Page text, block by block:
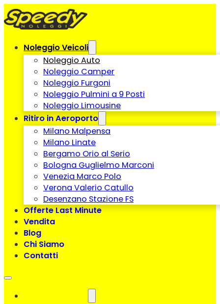
Noleggio Veicoli
Noleggio Auto
Noleggio Camper
Noleggio Furgoni
Noleggio Pulmini a 9 Posti
Noleggio Limousine
Ritiro in Aeroporto
Milano Malpensa
Milano Linate
Bergamo Orio al Serio
Bologna Guglielmo Marconi
Venezia Marco Polo
Verona Valerio Catullo
Desenzano Stazione FS
Offerte Last Minute
Vendita
Blog
Chi Siamo
Contatti